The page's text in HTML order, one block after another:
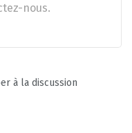
nous.
à la discussion